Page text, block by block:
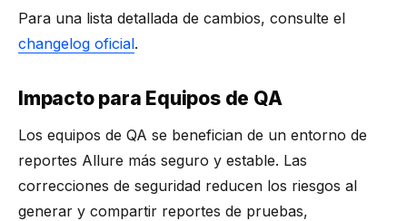
Para una lista detallada de cambios, consulte el
changelog oficial.
Impacto para Equipos de QA
Los equipos de QA se benefician de un entorno de
reportes Allure más seguro y estable. Las
correcciones de seguridad reducen los riesgos al
generar y compartir reportes de pruebas,